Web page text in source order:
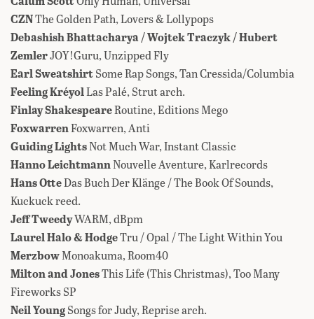
CZNThe Golden Path, Lovers & Lollypops
Debashish Bhattacharya / Wojtek Traczyk / Hubert
ZemlerJOY!Guru, Unzipped Fly
Earl SweatshirtSome Rap Songs, Tan Cressida/Columbia
Feeling KréyolLas Palé, Strut arch.
Finlay ShakespeareRoutine, Editions Mego
FoxwarrenFoxwarren, Anti
Guiding LightsNot Much War, Instant Classic
Hanno LeichtmannNouvelle Aventure, Karlrecords
Hans OtteDas Buch Der Klänge / The Book Of Sounds,
Kuckuck reed.
Jeff TweedyWARM, dBpm
Laurel Halo & HodgeTru / Opal / The Light Within You
MerzbowMonoakuma, Room40
Milton and JonesThis Life (This Christmas), Too Many
Fireworks SP
Neil YoungSongs for Judy, Reprise arch.